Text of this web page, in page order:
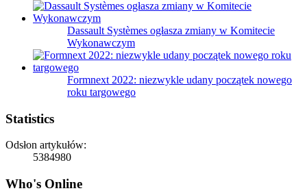
Dassault Systèmes ogłasza zmiany w Komitecie
Wykonawczym
Formnext 2022: niezwykle udany początek nowego
roku targowego
Statistics
Odsłon artykułów:
5384980
Who's Online